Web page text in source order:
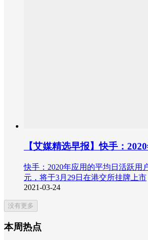
【艾媒精选早报】快手：
快手：2020年应用的平均日活跃用
元，将于3月29日在港交所挂牌上市
2021-03-24
没有更多
本周热点